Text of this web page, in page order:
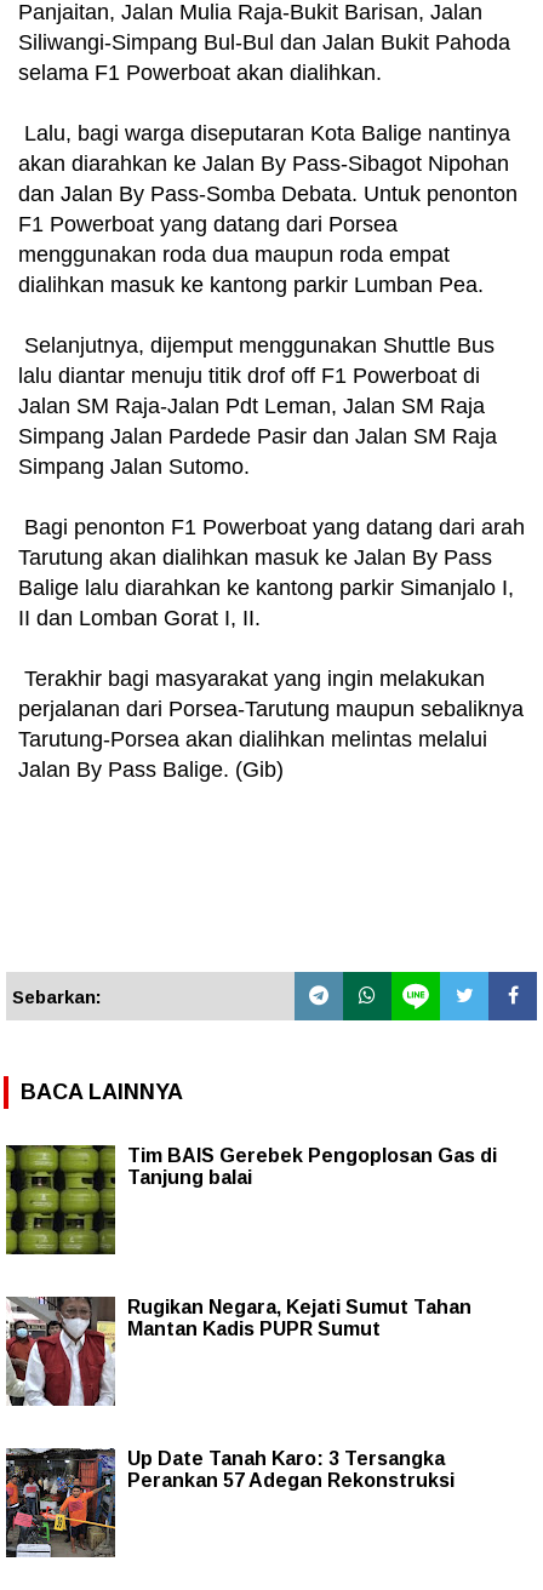
Panjaitan, Jalan Mulia Raja-Bukit Barisan, Jalan
Siliwangi-Simpang Bul-Bul dan Jalan Bukit Pahoda
selama F1 Powerboat akan dialihkan.
Lalu, bagi warga diseputaran Kota Balige nantinya
akan diarahkan ke Jalan By Pass-Sibagot Nipohan
dan Jalan By Pass-Somba Debata. Untuk penonton
F1 Powerboat yang datang dari Porsea
menggunakan roda dua maupun roda empat
dialihkan masuk ke kantong parkir Lumban Pea.
Selanjutnya, dijemput menggunakan Shuttle Bus
lalu diantar menuju titik drof off F1 Powerboat di
Jalan SM Raja-Jalan Pdt Leman, Jalan SM Raja
Simpang Jalan Pardede Pasir dan Jalan SM Raja
Simpang Jalan Sutomo.
Bagi penonton F1 Powerboat yang datang dari arah
Tarutung akan dialihkan masuk ke Jalan By Pass
Balige lalu diarahkan ke kantong parkir Simanjalo I,
II dan Lomban Gorat I, II.
Terakhir bagi masyarakat yang ingin melakukan
perjalanan dari Porsea-Tarutung maupun sebaliknya
Tarutung-Porsea akan dialihkan melintas melalui
Jalan By Pass Balige. (Gib)
Sebarkan:
BACA LAINNYA
Tim BAIS Gerebek Pengoplosan Gas di
Tanjung balai
Rugikan Negara, Kejati Sumut Tahan
Mantan Kadis PUPR Sumut
Up Date Tanah Karo: 3 Tersangka
Perankan 57 Adegan Rekonstruksi